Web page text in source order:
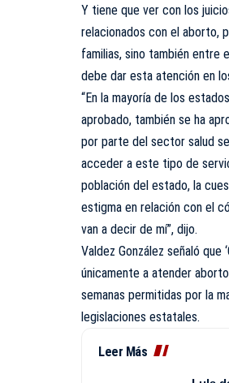
Y tiene que ver con los
relacionados con el aborto,
familias, sino también entre
debe dar esta atención en
“En la mayoría de los
aprobado, también se ha
por parte del sector salud
acceder a este tipo de
población del estado, la
estigma en relación con el
van a decir de mí”, dijo.
Valdez González señaló que
únicamente a atender
semanas permitidas por la
legislaciones estatales.
Leer Más